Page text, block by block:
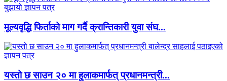
मूल्यवृद्धि फिर्ताको माग गर्दै क्रान्तिकारी युवा संघ...
यस्तो छ साउन २० मा हुलाकमार्फत् प्रधानमन्त्री...